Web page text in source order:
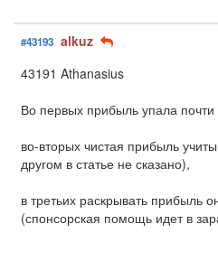
#43193 alkuz
43191 Athanasius
Во первых прибыль упала почти
во-вторых чистая прибыль
другом в статье не сказано),
в третьих раскрывать прибыль
(спонсорская помощь идет в